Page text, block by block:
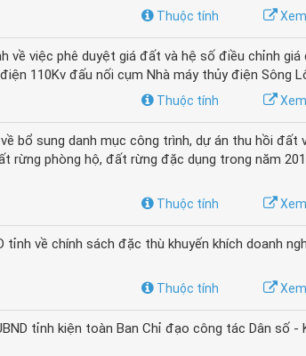
Xem
Thuộc tính
về việc phê duyệt giá đất và hệ số điều chỉnh
110Kv đấu nối cụm Nhà máy thủy điện Sông
Xem
Thuộc tính
bổ sung danh mục công trình, dự án thu hồi đất
rừng phòng hộ, đất rừng đặc dụng trong năm
Xem
Thuộc tính
về chính sách đặc thù khuyến khích doanh
Xem
Thuộc tính
tỉnh kiện toàn Ban Chỉ đạo công tác Dân số -